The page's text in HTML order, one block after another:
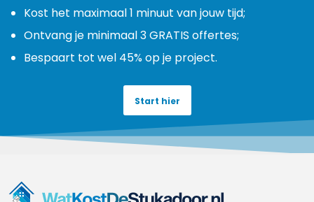
Kost het maximaal 1 minuut van jouw tijd;
Ontvang je minimaal 3 GRATIS offertes;
Bespaart tot wel 45% op je project.
Start hier